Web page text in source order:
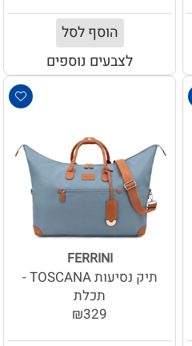
הוסף לסל
לצבעים נוספים
FERRINI
תיק נסיעות TOSCANA -
תכלת
₪329